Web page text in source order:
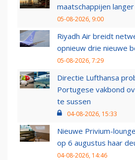
maatschappijen
05-08-2026, 9:00
Riyadh Air breidt
opnieuw drie nieuwe
05-08-2026, 7:29
Directie Lufthansa
Portugese vakbond
te sussen
04-08-2026, 15:33
Nieuwe Privium-
op 6 augustus haar
04-08-2026, 14:46